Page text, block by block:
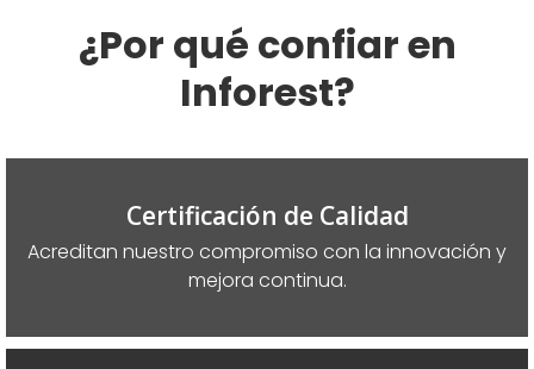
¿Por qué confiar en
Inforest?
Certificación de Calidad
Acreditan nuestro compromiso con la innovación y
mejora continua.